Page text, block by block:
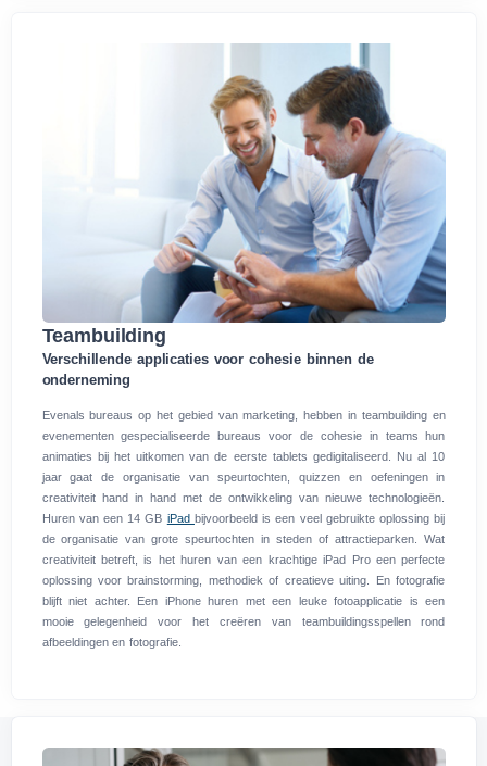
Teambuilding
Verschillende applicaties voor cohesie binnen de
onderneming
Evenals bureaus op het gebied van marketing, hebben in teambuilding en
evenementen gespecialiseerde bureaus voor de cohesie in teams hun
animaties bij het uitkomen van de eerste tablets gedigitaliseerd. Nu al 10
jaar gaat de organisatie van speurtochten, quizzen en oefeningen in
creativiteit hand in hand met de ontwikkeling van nieuwe technologieën.
Huren van een 14 GB iPad bijvoorbeeld is een veel gebruikte oplossing bij
de organisatie van grote speurtochten in steden of attractieparken. Wat
creativiteit betreft, is het huren van een krachtige iPad Pro een perfecte
oplossing voor brainstorming, methodiek of creatieve uiting. En fotografie
blijft niet achter. Een iPhone huren met een leuke fotoapplicatie is een
mooie gelegenheid voor het creëren van teambuildingsspellen rond
afbeeldingen en fotografie.